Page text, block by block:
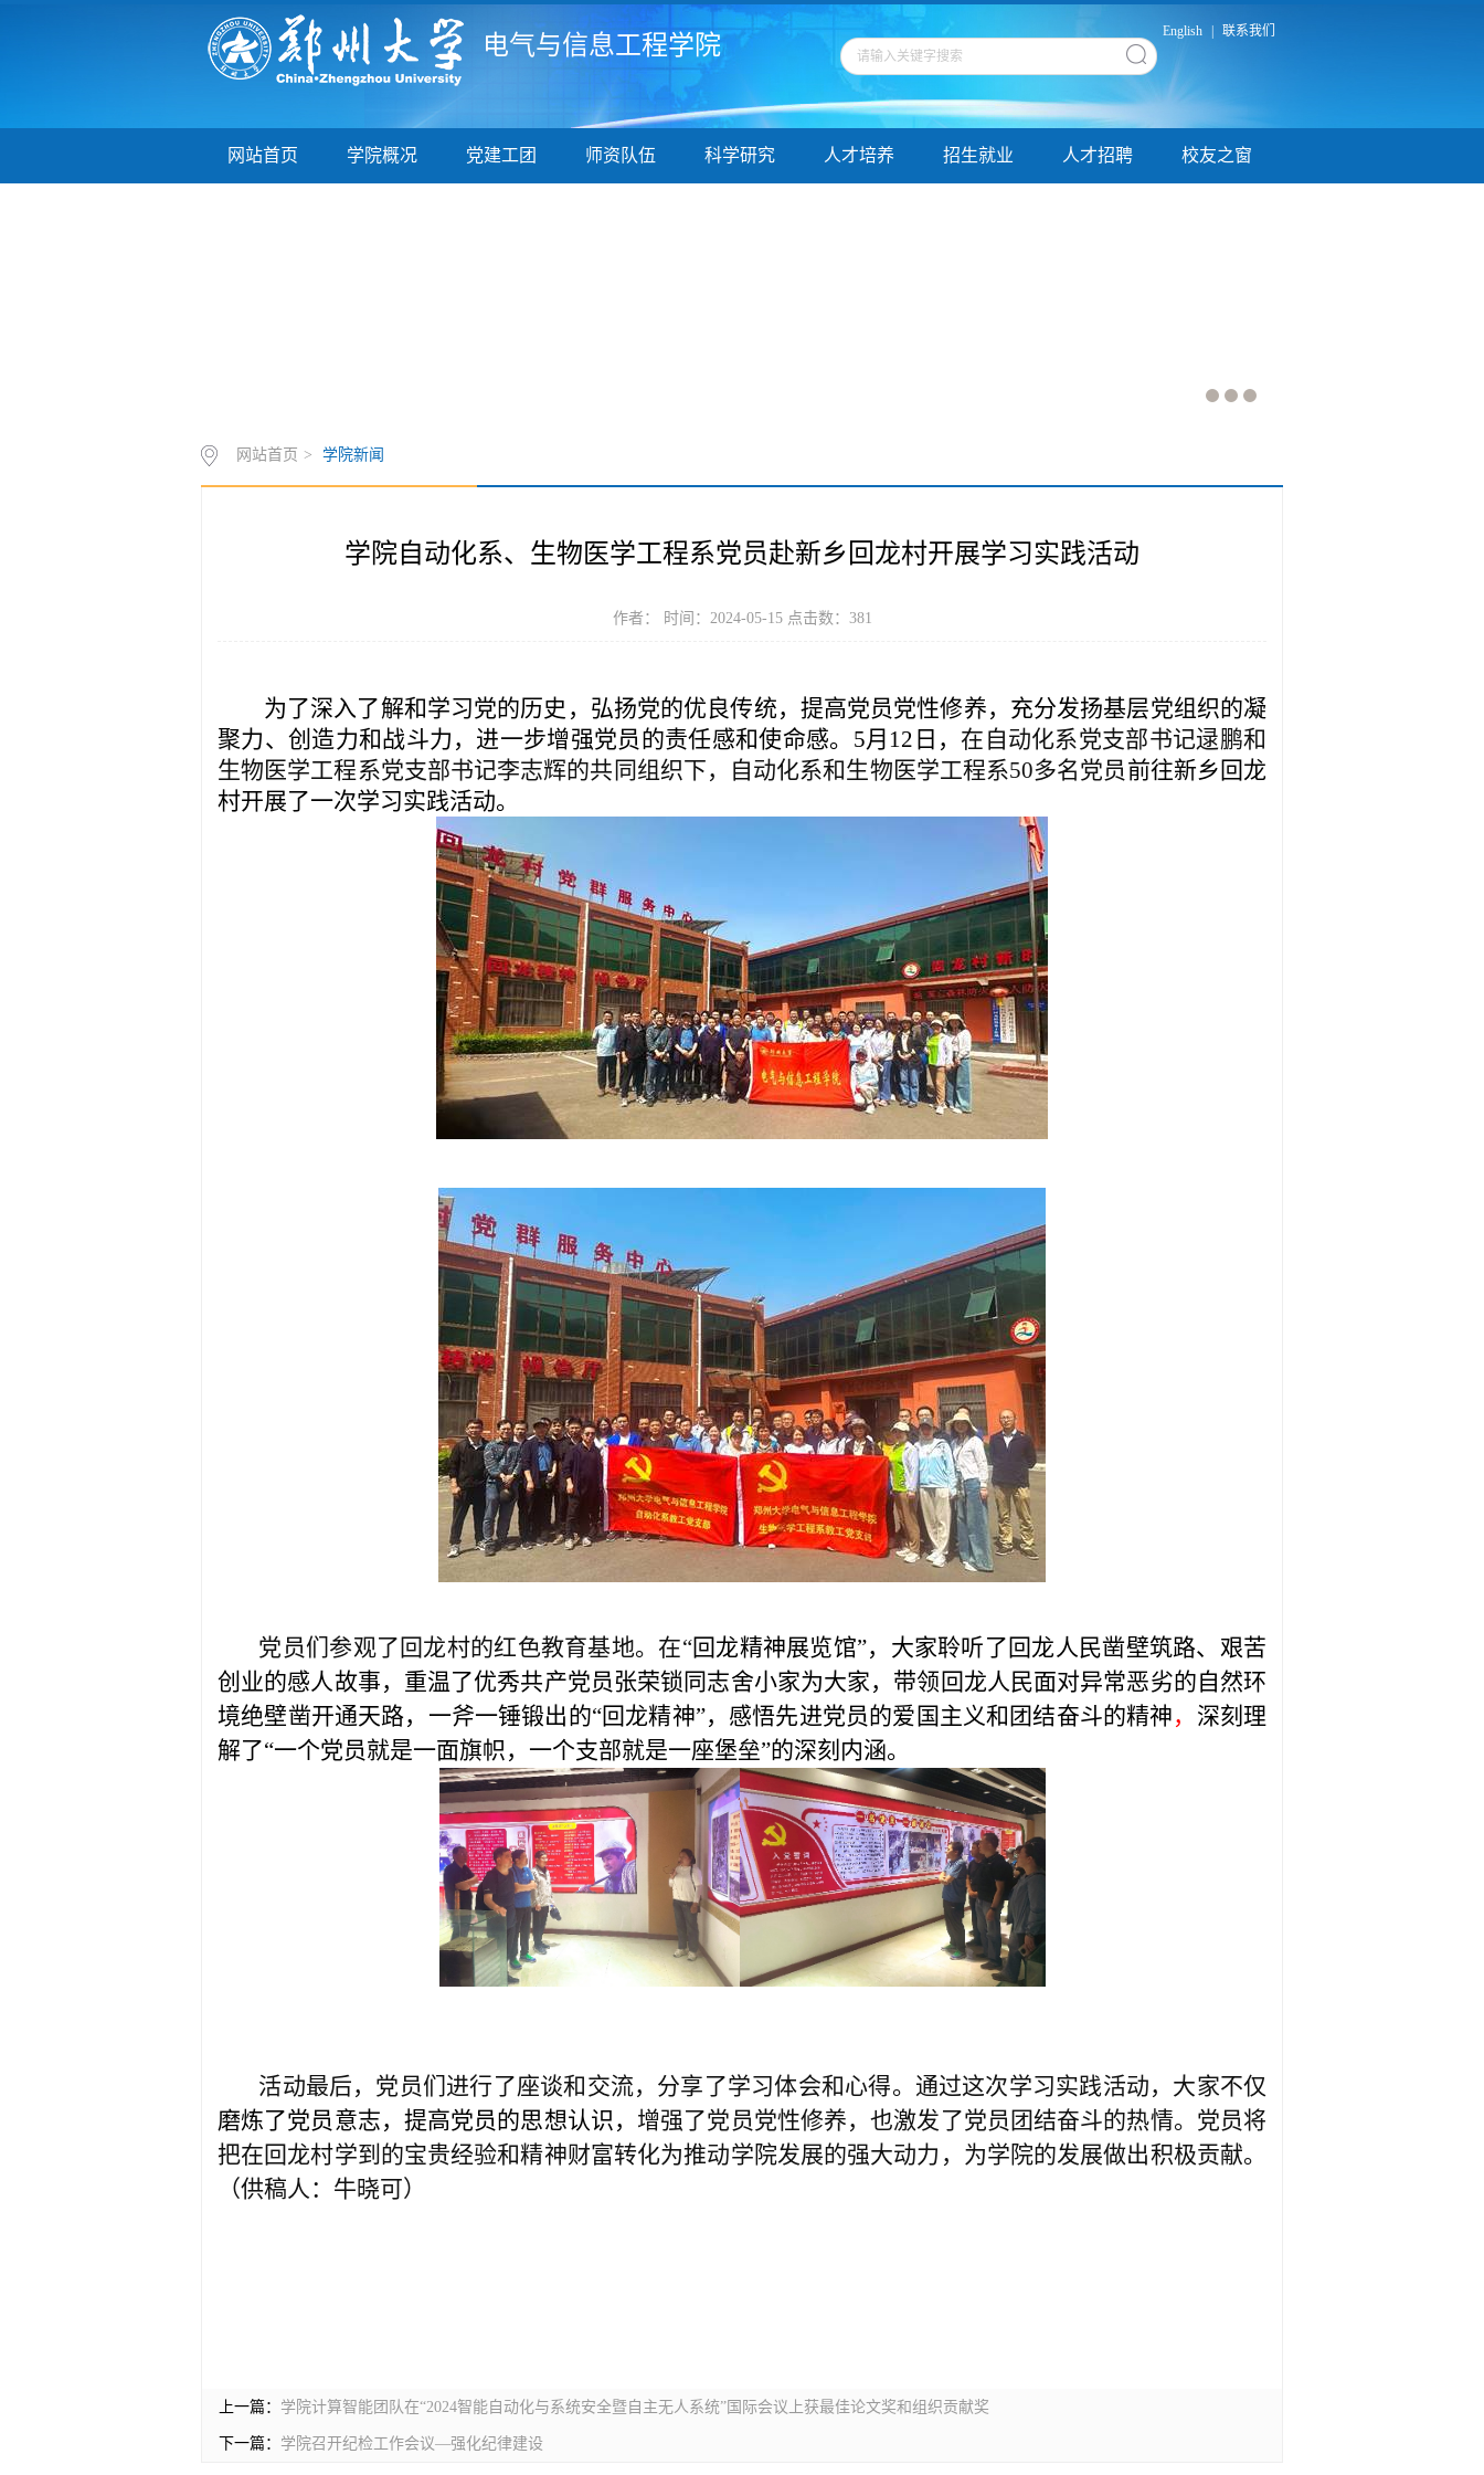
电气与信息工程学院 English 联系我们
网站首页 学院概况 党建工团 师资队伍 科学研究 人才培养 招生就业 人才招聘 校友之窗
网站首页 > 学院新闻
学院自动化系、生物医学工程系党员赴新乡回龙村开展学习实践活动
作者： 时间：2024-05-15 点击数： 381
为了深入了解和学习党的历史，弘扬党的优良传统，提高党员党性修养，充分发扬基层党组织的凝
聚力、创造力和战斗力，进一步增强党员的责任感和使命感。 5月 12 日， 在自动化系党支部书记逯鹏和
生物医学工程系党支部书记李志辉的共同组织下，自动化系和生物医学工程系50多名党员 前往新乡回龙
村开展了一次学习实践活动。
党员们参观了回龙村的红色教育基地。在“回龙精神展览馆”，大家聆听了回龙人民凿壁筑路、艰苦
创业的感人故事，重温了优秀共产党员张荣锁同志舍小家为大家，带领回龙人民面对异常恶劣的自然环
境绝壁凿开通天路，一斧一锤锻出的“回龙精神”，感悟先进党员的爱国主义和团结奋斗的精神， 深刻理
解了“一个党员就是一面旗帜，一个支部就是一座堡垒”的深刻内涵。
活动最后，党员们进行了座谈和交流，分享了学习体会和心得。通过这次学习实践活动，大家不仅
磨炼了党员意志，提高党员的思想认识， 增强了党员党性修养，也激发了党员团结奋斗的热情。党员将
把在回龙村学到的宝贵经验和精神财富转化为推动学院发展的强大动力，为学院的发展做出积极贡献。
（供稿人：牛晓可）
上一篇： 学院计算智能团队在“2024智能自动化与系统安全暨自主无人系统”国际会议上获最佳论文奖和组织贡献奖
下一篇： 学院召开纪检工作会议—强化纪律建设